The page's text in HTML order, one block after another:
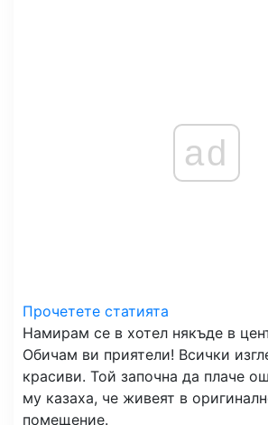
ad
Прочетете статията
Намирам се в хотел някъде в
Обичам ви приятели! Всички
красиви. Той започна да плаче
му казаха, че живеят в
помещение.